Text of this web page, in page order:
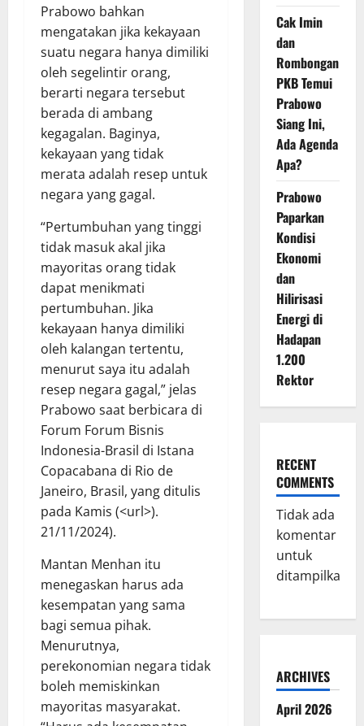
Prabowo bahkan
mengatakan jika kekayaan
suatu negara hanya dimiliki
oleh segelintir orang,
berarti negara tersebut
berada di ambang
kegagalan. Baginya,
kekayaan yang tidak
merata adalah resep untuk
negara yang gagal.
“Pertumbuhan yang tinggi
tidak masuk akal jika
mayoritas orang tidak
dapat menikmati
pertumbuhan. Jika
kekayaan hanya dimiliki
oleh kalangan tertentu,
menurut saya itu adalah
resep negara gagal,” jelas
Prabowo saat berbicara di
Forum Forum Bisnis
Indonesia-Brasil di Istana
Copacabana di Rio de
Janeiro, Brasil, yang ditulis
pada Kamis (<url>).
21/11/2024).
Mantan Menhan itu
menegaskan harus ada
kesempatan yang sama
bagi semua pihak.
Menurutnya,
perekonomian negara tidak
boleh memiskinkan
mayoritas masyarakat.
Cak Imin
dan
Rombongan
PKB Temui
Prabowo
Siang Ini,
Ada Agenda
Apa?
Prabowo
Paparkan
Kondisi
Ekonomi
dan
Hilirisasi
Energi di
Hadapan
1.200
Rektor
RECENT
COMMENTS
Tidak ada
komentar
untuk
ditampilkan.
ARCHIVES
April 2026